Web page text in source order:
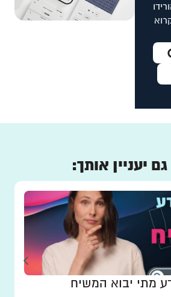
גם יעניין אותך:
מתי יבוא המשיח